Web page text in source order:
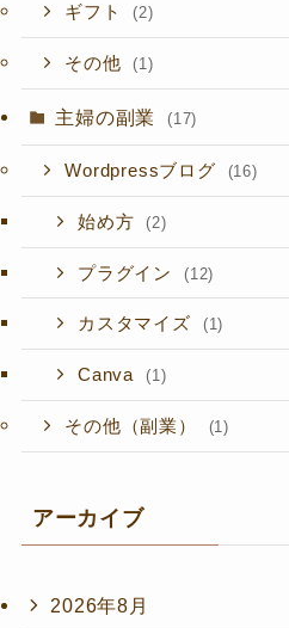
ギフト (2)
その他 (1)
主婦の副業 (17)
Wordpressブログ (16)
始め方 (2)
プラグイン (12)
カスタマイズ (1)
Canva (1)
その他（副業） (1)
アーカイブ
2026年8月